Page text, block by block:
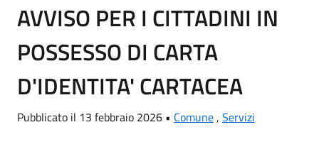
AVVISO PER I CITTADINI IN
POSSESSO DI CARTA
D'IDENTITA' CARTACEA
Pubblicato il 13 febbraio 2026 • Comune, Servizi